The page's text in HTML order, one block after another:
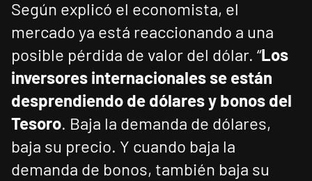
Según explicó el economista, el
mercado ya está reaccionando a una
posible pérdida de valor del dólar. “Los
inversores internacionales se están
desprendiendo de dólares y bonos del
Tesoro. Baja la demanda de dólares,
baja su precio. Y cuando baja la
demanda de bonos, también baja su